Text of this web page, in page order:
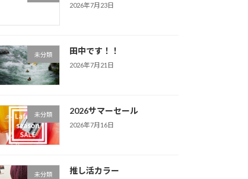
2026年7月23日
未分類 田中です！！
2026年7月21日
未分類 2026サマーセール
2026年7月16日
未分類 推し活カラー